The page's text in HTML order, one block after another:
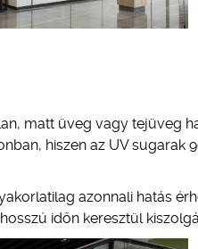
matt üveg vagy tejüveg
hiszen az UV sugarak
azonnali hatás
időn keresztül